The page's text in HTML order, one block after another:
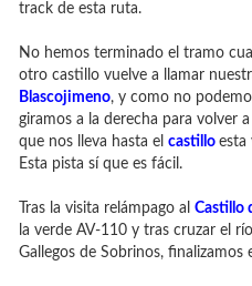
track de esta ruta.
No hemos terminado el tramo
otro castillo vuelve a llamar
Blascojimeno, y como no
giramos a la derecha para volver
que nos lleva hasta el castillo esta
Esta pista sí que es fácil.
Tras la visita relámpago al Castillo
la verde AV-110 y tras cruzar el
Gallegos de Sobrinos, finalizamos